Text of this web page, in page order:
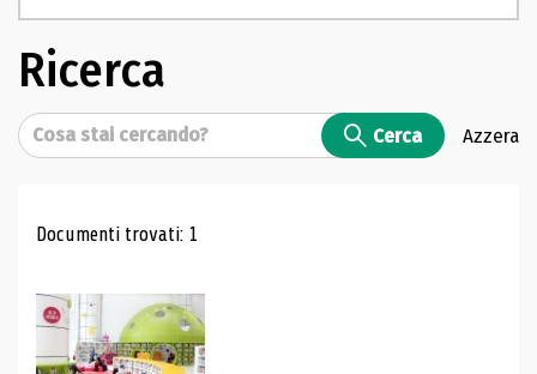
Ricerca
Cerca Cerca Azzera
Risultati di ricerca
Documenti trovati: 1